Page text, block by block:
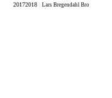
20172018 Lars Bregendahl Bro